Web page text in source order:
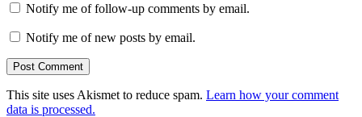
Notify me of follow-up comments by email.
Notify me of new posts by email.
This site uses Akismet to reduce spam. Learn how your comment
data is processed.